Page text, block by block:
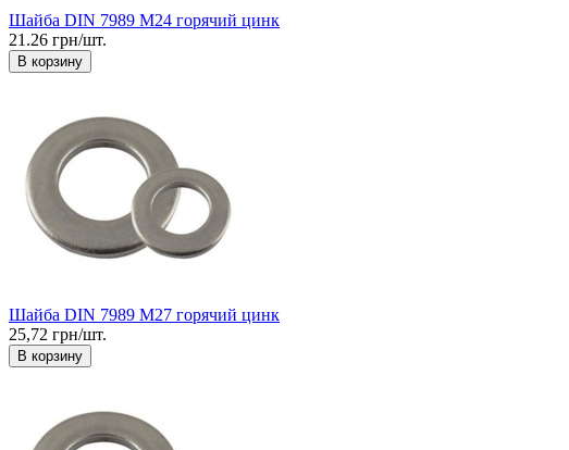
Шайба DIN 7989 М24 горячий цинк
21.26 грн/шт.
В корзину
Шайба DIN 7989 М27 горячий цинк
25,72 грн/шт.
В корзину